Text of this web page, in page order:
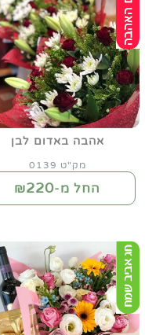
אהבה באדום לבן
מק"ט 0139
החל מ-₪220